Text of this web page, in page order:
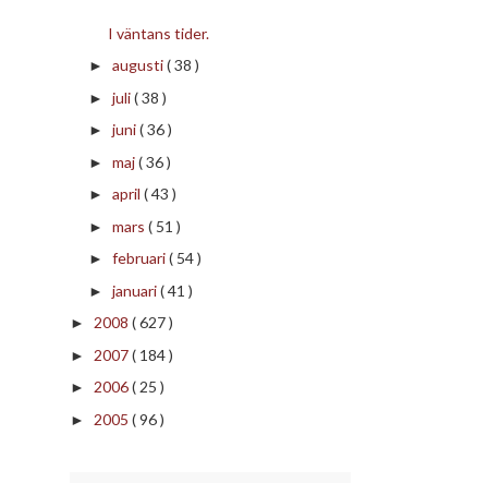
I väntans tider.
► augusti( 38 )
► juli( 38 )
► juni( 36 )
► maj( 36 )
► april ( 43 )
► mars ( 51 )
► februari( 54 )
► januari( 41 )
► 2008 ( 627 )
► 2007( 184 )
► 2006( 25 )
► 2005 ( 96 )